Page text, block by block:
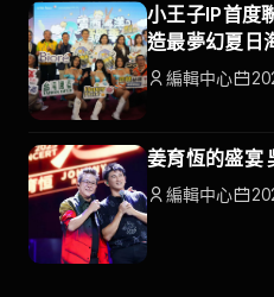
小王子IP首
造最夢幻夏日
編輯中心
姜育恆的盛宴
編輯中心